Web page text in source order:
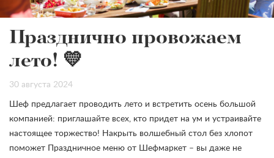
Празднично провожаем
лето! 💛
30 августа 2024
Шеф предлагает проводить лето и встретить осень большой
компанией: приглашайте всех, кто придет на ум и устраивайте
настоящее торжество! Накрыть волшебный стол без хлопот
поможет Праздничное меню от Шефмаркет – вы даже не